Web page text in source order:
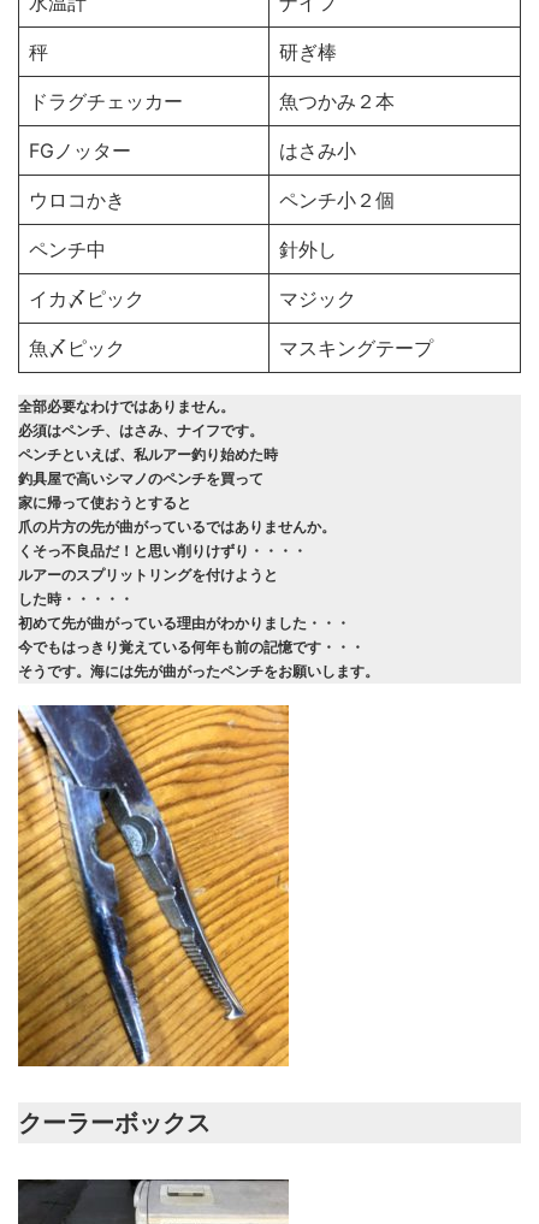
秤 研ぎ棒
ドラグチェッカー 魚つかみ２本
FGノッター はさみ小
ウロコかき ペンチ小２個
ペンチ中 針外し
イカ〆ピック マジック
魚〆ピック マスキングテープ
全部必要なわけではありません。
必須はペンチ、はさみ、ナイフです。
ペンチといえば、私ルアー釣り始めた時
釣具屋で高いシマノのペンチを買って
家に帰って使おうとすると
爪の片方の先が曲がっているではありませんか。
くそっ不良品だ！と思い削りけずり・・・・
ルアーのスプリットリングを付けようと
した時・・・・・
初めて先が曲がっている理由がわかりました・・・
今でもはっきり覚えている何年も前の記憶です・・・
そうです。海には先が曲がったペンチをお願いします。
クーラーボックス